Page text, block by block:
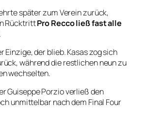
später zum Verein zurück,
RücktrittPro Recco ließ fast alle
.
Einzige, der blieb. Kasas zog sich
während die restlichen neun zu
wechselten.
Guiseppe Porzio verließ den
unmittelbar nach dem Final Four